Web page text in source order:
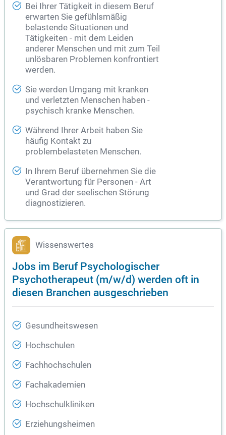
Bei Ihrer Tätigkeit in diesem Beruf
erwarten Sie gefühlsmäßig
belastende Situationen und
Tätigkeiten - mit dem Leiden
anderer Menschen und mit zum Teil
unlösbaren Problemen konfrontiert
werden.
Sie werden Umgang mit kranken
und verletzten Menschen haben -
psychisch kranke Menschen.
Während Ihrer Arbeit haben Sie
häufig Kontakt zu
problembelasteten Menschen.
In Ihrem Beruf übernehmen Sie die
Verantwortung für Personen - Art
und Grad der seelischen Störung
diagnostizieren.
Wissenswertes
Jobs im Beruf Psychologischer
Psychotherapeut (m/w/d) werden oft in
diesen Branchen ausgeschrieben
Gesundheitswesen
Hochschulen
Fachhochschulen
Fachakademien
Hochschulkliniken
Erziehungsheimen